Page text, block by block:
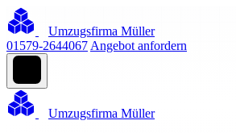
Umzugsfirma Müller
01579-2644067 Angebot anfordern
Umzugsfirma Müller